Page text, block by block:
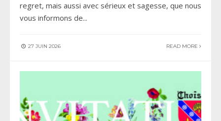
regret, mais aussi avec sérieux et sagesse, que nous
vous informons de...
27 JUIN 2026 READ MORE